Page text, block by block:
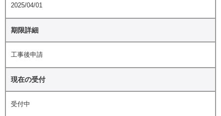
2025/04/01
期限詳細
工事後申請
現在の受付
受付中